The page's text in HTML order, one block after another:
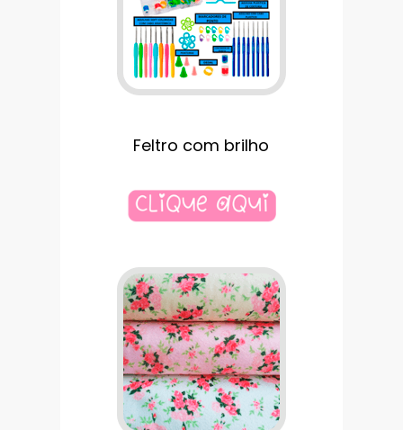
Feltro com brilho